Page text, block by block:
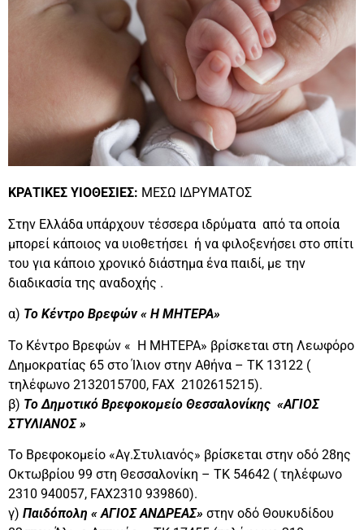
ΚΡΑΤΙΚΕΣ ΥΙΟΘΕΣΙΕΣ: ΜΕΣΩ ΙΔΡΥΜΑΤΟΣ
Στην Ελλάδα υπάρχουν τέσσερα ιδρύματα από τα οποία
μπορεί κάποιος να υιοθετήσει ή να φιλοξενήσει στο σπίτι
του για κάποιο χρονικό διάστημα ένα παιδί, με την
διαδικασία της αναδοχής .
α) Το Κέντρο Βρεφών « Η ΜΗΤΕΡΑ»
Το Κέντρο Βρεφών « Η ΜΗΤΕΡΑ» βρίσκεται στη Λεωφόρο
Δημοκρατίας 65 στο Ίλιον στην Αθήνα – ΤΚ 13122 (
τηλέφωνο 2132015700, FAX 2102615215).
β) Το Δημοτικό Βρεφοκομείο Θεσσαλονίκης «ΑΓΙΟΣ
ΣΤΥΛΙΑΝΟΣ »
Το Βρεφοκομείο «Αγ.Στυλιανός» βρίσκεται στην οδό 28ης
Οκτωβρίου 99 στη Θεσσαλονίκη – ΤΚ 54642 ( τηλέφωνο
2310 940057, FAX2310 939860).
γ) Παιδόπολη « ΑΓΙΟΣ ΑΝΔΡΕΑΣ» στην οδό Θουκυδίδου